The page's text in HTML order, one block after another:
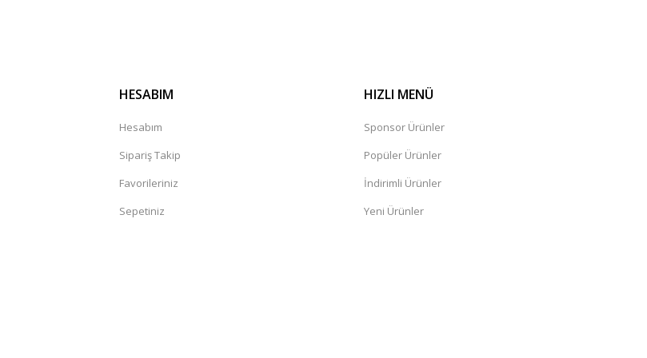
HESABIM
Hesabım
Sipariş Takip
Favorileriniz
Sepetiniz
HIZLI MENÜ
Sponsor Ürünler
Popüler Ürünler
İndirimli Ürünler
Yeni Ürünler